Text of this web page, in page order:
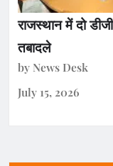
राजस्थान में दो
तबादले
by News Desk
July 15, 2026